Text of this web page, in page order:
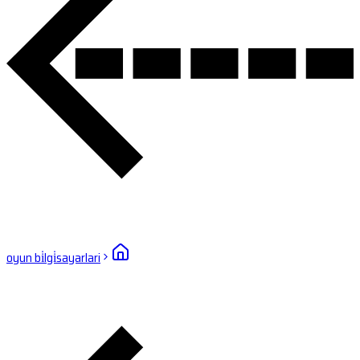
oyun bi̇lgi̇sayarlari